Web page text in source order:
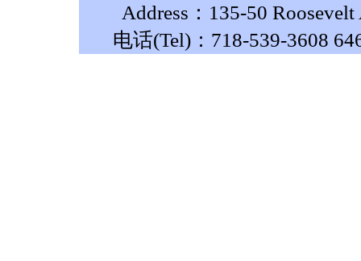
Address：135-50
电话(Tel)：718-539-3608